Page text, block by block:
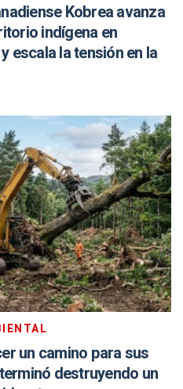
Kobrea avanza
indígena en
escala la tensión en la
un camino para sus
destruyendo un